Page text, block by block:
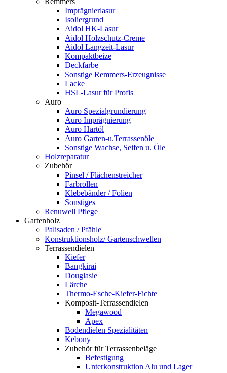
Imprägnierlasur
Isoliergrund
Aidol HK-Lasur
Aidol Holzschutz-Creme
Aidol Langzeit-Lasur
Kompaktbeize
Deckfarbe
Sonstige Remmers-Erzeugnisse
Lacke
HSL-Lasur für Profis
Auro
Auro Spezialgrundierung
Auro Imprägnierung
Auro Hartöl
Auro Garten-u.Terrassenöle
Sonstige Wachse, Seifen u. Öle
Holzreparatur
Zubehör
Pinsel / Flächenstreicher
Farbrollen
Klebebänder / Folien
Sonstiges
Renuwell Pflege
Gartenholz
Palisaden / Pfähle
Konstruktionsholz/ Gartenschwellen
Terrassendielen
Kiefer
Bangkirai
Douglasie
Lärche
Thermo-Esche-Kiefer-Fichte
Komposit-Terrassendielen
Megawood
Apex
Bodendielen Spezialitäten
Kebony
Zubehör für Terrassenbeläge
Befestigung
Unterkonstruktion Alu und Lager